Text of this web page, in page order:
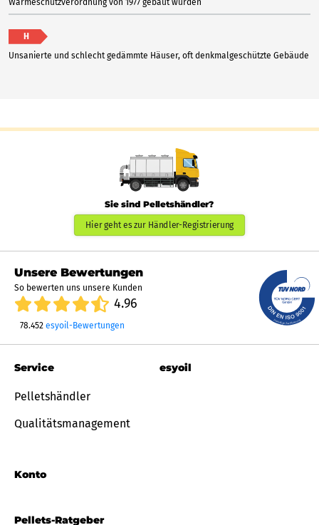
H
Unsanierte und schlecht gedämmte Häuser, oft denkmalgeschützte Gebäude
Sie sind Pelletshändler?
Hier geht es zur Händler-Registrierung
Unsere Bewertungen
So bewerten uns unsere Kunden
4.96
78.452 esyoil-Bewertungen
Pellets-Ratgeber
Service
Pelletshändler
Qualitätsmanagement
Konto
esyoil